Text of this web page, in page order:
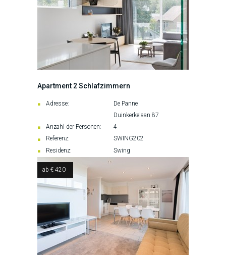
Apartment 2 Schlafzimmern
Adresse:
De Panne
Duinkerkelaan 87
Anzahl der Personen:
4
Referenz:
SWING202
Residenz:
Swing
ab € 420